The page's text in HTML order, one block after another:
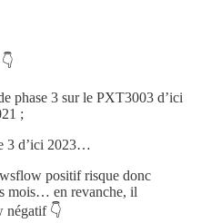
phase 3 sur le PXT3003 d’ici
;
3 d’ici 2023…
positif risque donc
mois… en revanche, il
négatif 👇